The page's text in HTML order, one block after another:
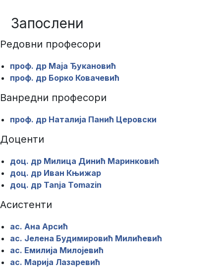
Запослени
Редовни професори
проф. др Маја Ђукановић
проф. др Борко Ковачевић
Ванредни професори
проф. др Наталија Панић Церовски
Доценти
доц. др Милица Динић Маринковић
доц. др Иван Књижар
доц. др Tanja Tomazin
Асистенти
ас. Ана Арсић
ас. Јелена Будимировић Милићевић
ас. Емилија Милојевић
ас. Марија Лазаревић